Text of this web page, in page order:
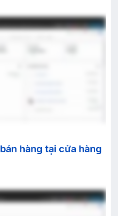
hàng tại cửa hàng